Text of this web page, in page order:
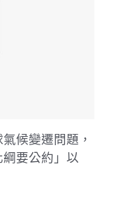
候變遷問題，
要公約」以